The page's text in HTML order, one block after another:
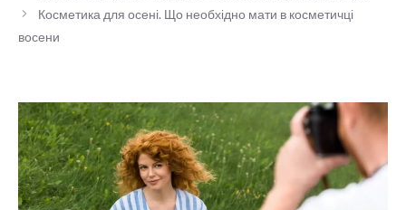
Косметика для осені. Що необхідно мати в косметичці
восени